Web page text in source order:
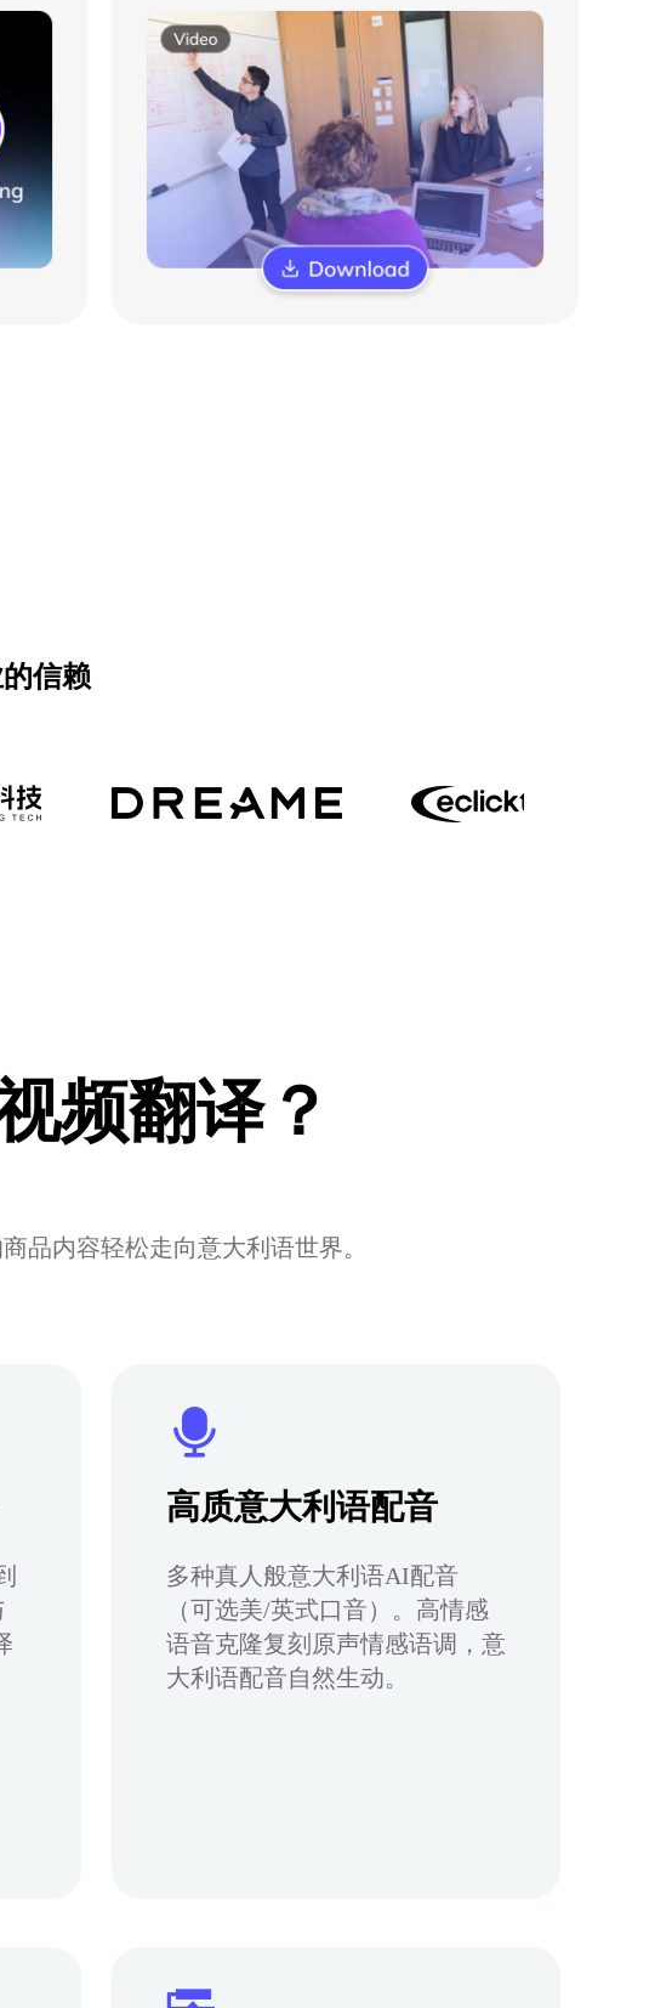
信赖
频翻译？
品内容轻松走向意大利语世界。
高质意大利语配音
多种真人般意大利语AI配音
（可选美/英式口音）。高情感
语音克隆复刻原声情感语调，意
大利语配音自然生动。